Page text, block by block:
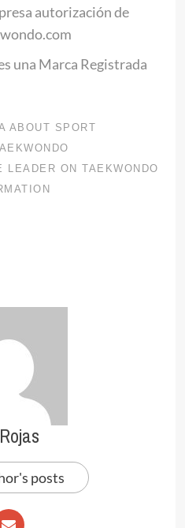
autorización de
una Marca Registrada
posts